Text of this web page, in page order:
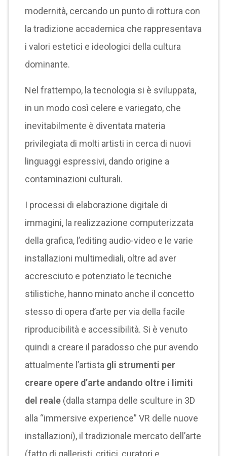
modernità, cercando un punto di rottura con
la tradizione accademica che rappresentava
i valori estetici e ideologici della cultura
dominante.
Nel frattempo, la tecnologia si è sviluppata,
in un modo così celere e variegato, che
inevitabilmente è diventata materia
privilegiata di molti artisti in cerca di nuovi
linguaggi espressivi, dando origine a
contaminazioni culturali.
I processi di elaborazione digitale di
immagini, la realizzazione computerizzata
della grafica, l’editing audio-video e le varie
installazioni multimediali, oltre ad aver
accresciuto e potenziato le tecniche
stilistiche, hanno minato anche il concetto
stesso di opera d’arte per via della facile
riproducibilità e accessibilità. Si è venuto
quindi a creare il paradosso che pur avendo
attualmente l’artista gli strumenti per
creare opere d’arte andando oltre i limiti
del reale(dalla stampa delle sculture in 3D
alla “immersive experience” VR delle nuove
installazioni), il tradizionale mercato dell’arte
(fatto di galleristi, critici, curatori e